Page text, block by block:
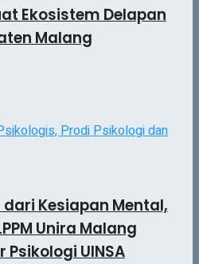
Ekosistem Delapan
Malang
dari Kesiapan Mental,
Unira Malang
UINSA